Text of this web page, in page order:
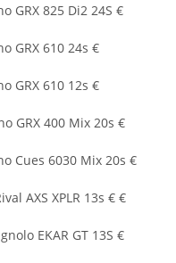
GRX 825 Di2 24S €
GRX 610 24s €
GRX 610 12s €
GRX 400 Mix 20s €
Cues 6030 Mix 20s €
AXS XPLR 13s € €
EKAR GT 13S €